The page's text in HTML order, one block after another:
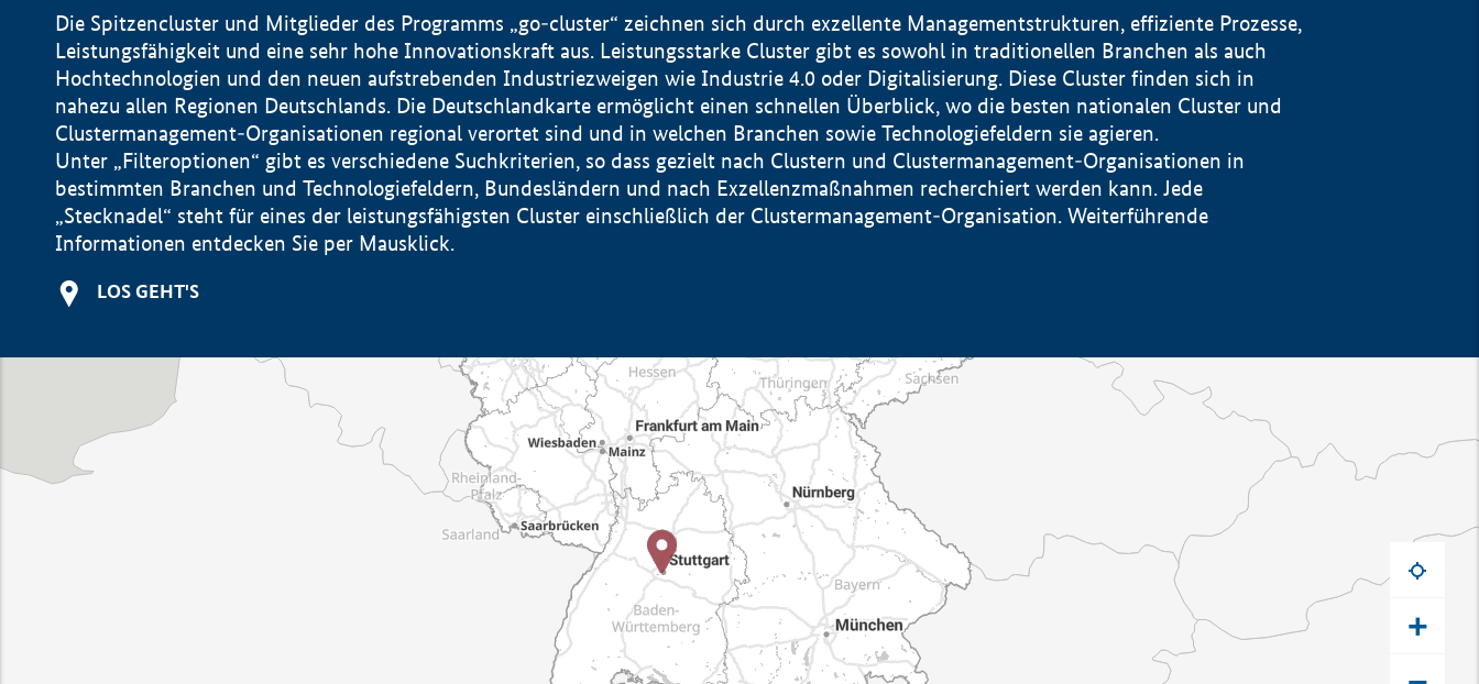
Die Spitzencluster und Mitglieder des Programms „go-cluster“ zeichnen sich durch exzellente Managementstrukturen, effiziente Prozesse,
Leistungsfähigkeit und eine sehr hohe Innovationskraft aus. Leistungsstarke Cluster gibt es sowohl in traditionellen Branchen als auch
Hochtechnologien und den neuen aufstrebenden Industriezweigen wie Industrie 4.0 oder Digitalisierung. Diese Cluster finden sich in
nahezu allen Regionen Deutschlands. Die Deutschlandkarte ermöglicht einen schnellen Überblick, wo die besten nationalen Cluster und
Clustermanagement-Organisationen regional verortet sind und in welchen Branchen sowie Technologiefeldern sie agieren.
Unter „Filteroptionen“ gibt es verschiedene Suchkriterien, so dass gezielt nach Clustern und Clustermanagement-Organisationen in
bestimmten Branchen und Technologiefeldern, Bundesländern und nach Exzellenzmaßnahmen recherchiert werden kann. Jede
„Stecknadel“ steht für eines der leistungsfähigsten Cluster einschließlich der Clustermanagement-Organisation. Weiterführende
Informationen entdecken Sie per Mausklick.
LOS GEHT'S
+